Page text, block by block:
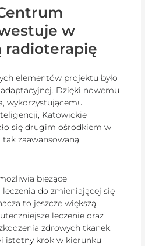
w
radioterapię
elementów projektu było
Dzięki nowemu
wykorzystującemu
Katowickie
się drugim ośrodkiem w
zaawansowaną
bieżące
do zmieniającej się
to jeszcze większą
leczenie oraz
zdrowych tkanek.
istotny krok w kierunku